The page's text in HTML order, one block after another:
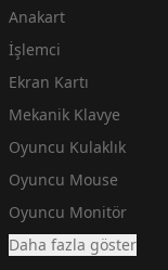
Anakart
İşlemci
Ekran Kartı
Mekanik Klavye
Oyuncu Kulaklık
Oyuncu Mouse
Oyuncu Monitör
Daha fazla göster